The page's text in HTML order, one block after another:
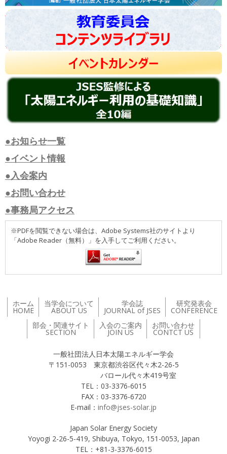
●お知らせ一覧
●イベント情報
●入会案内
●お問い合わせ
●事務局アクセス
※PDFを閲覧できない場合は、Adobe Systems社のサイトより
「Adobe Reader（無料）」を入手してご利用ください。
ホーム
HOME
当学会について
ABOUT US
学会誌
JOURNAL of JSES
研究発表会
CONFERENCE
部会・関連サイト
SECTION
入会のご案内
JOIN US
お問い合わせ
CONTCT US
一般社団法人日本太陽エネルギー学会
〒151-0053 東京都渋谷区代々木2-26-5
バロール代々木419号室
TEL：03-3376-6015
FAX：03-3376-6720
E-mail： info@jses-solar.jp
Japan Solar Energy Society
Yoyogi 2-26-5-419, Shibuya, Tokyo, 151-0053, Japan
TEL：+81-3-3376-6015